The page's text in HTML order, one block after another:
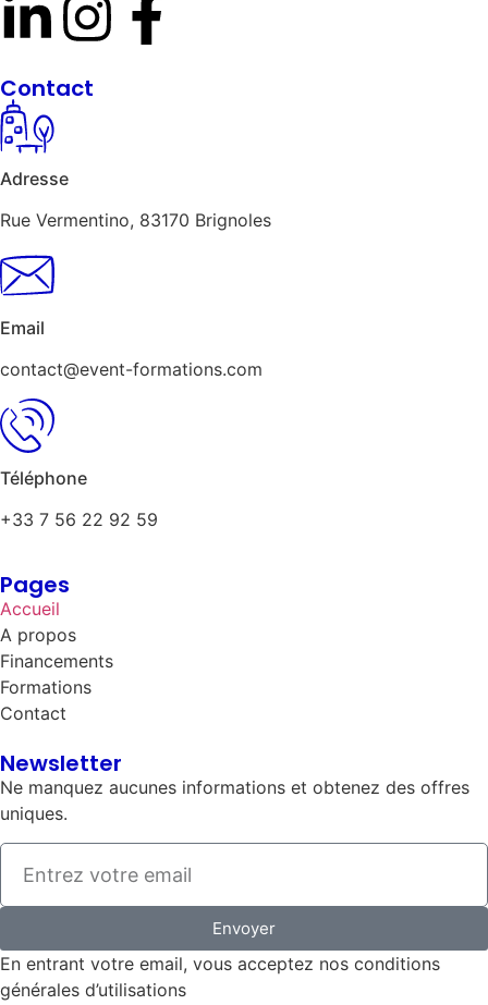
Contact
Adresse
Rue Vermentino, 83170 Brignoles
Email
contact@event-formations.com
Téléphone
+33 7 56 22 92 59
Pages
Accueil
A propos
Financements
Formations
Contact
Newsletter
Ne manquez aucunes informations et obtenez des offres
uniques.
Envoyer
En entrant votre email, vous acceptez nos conditions
générales d’utilisations